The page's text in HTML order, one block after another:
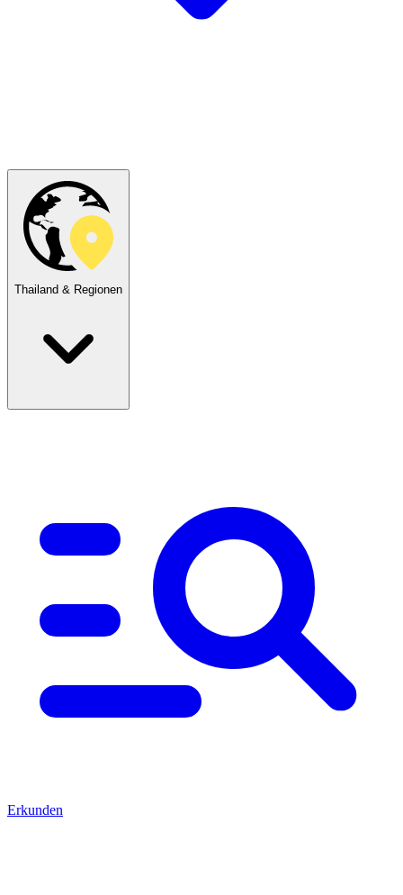
Thailand & Regionen
Erkunden